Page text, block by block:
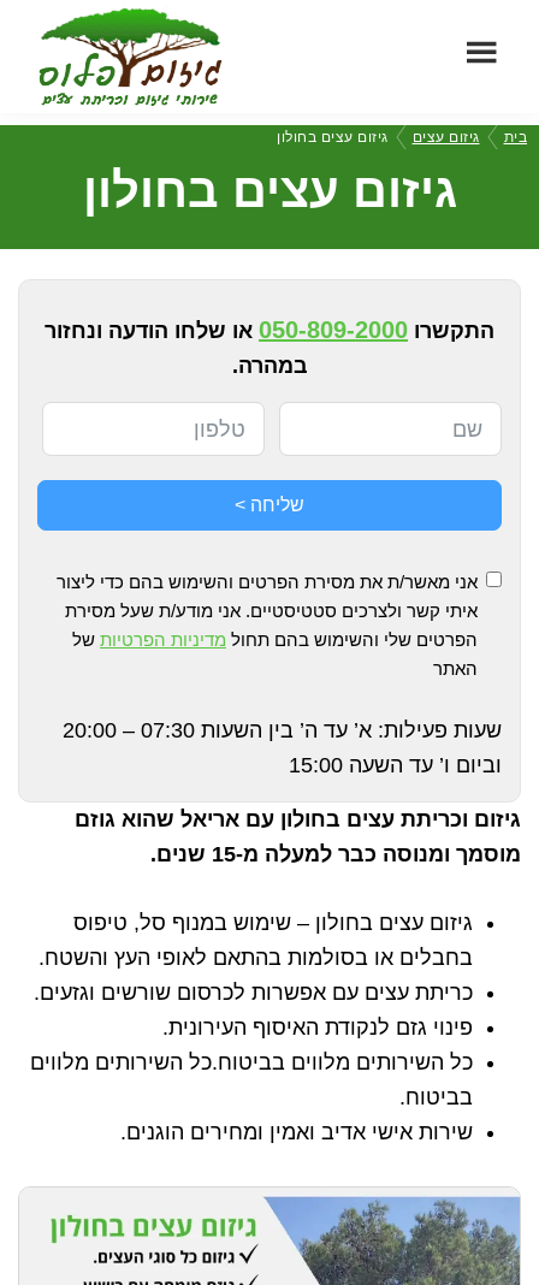
content
גיזום
שירותי
וכריתת
בית גיזום עצים גיזום עצים בחולון
גיזום עצים בחולון
התקשרו 050-809-2000 או שלחו הודעה ונחזור
במהרה.
שליחה >
אני מאשר/ת את מסירת הפרטים והשימוש בהם כדי ליצור
איתי קשר ולצרכים סטטיסטיים. אני מודע/ת שעל מסירת
הפרטים שלי והשימוש בהם תחול מדיניות הפרטיות של
האתר
שעות פעילות: א’ עד ה’ בין השעות 07:30 – 20:00
וביום ו’ עד השעה 15:00
גיזום וכריתת עצים בחולון עם אריאל שהוא גוזם
מוסמך ומנוסה כבר למעלה מ-15 שנים.
גיזום עצים בחולון – שימוש במנוף סל, טיפוס
בחבלים או בסולמות בהתאם לאופי העץ והשטח.
כריתת עצים עם אפשרות לכרסום שורשים וגזעים.
פינוי גזם לנקודת האיסוף העירונית.
כל השירותים מלווים בביטוח.כל השירותים מלווים
בביטוח.
שירות אישי אדיב ואמין ומחירים הוגנים.